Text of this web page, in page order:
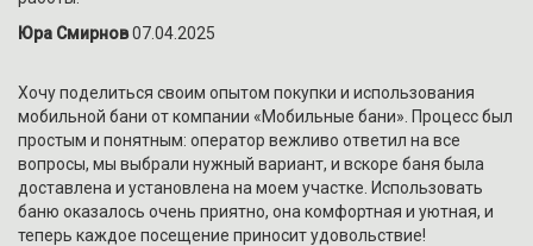
Юра Смирнов07.04.2025
Хочу поделиться своим опытом покупки и использования
мобильной бани от компании «Мобильные бани». Процесс был
простым и понятным: оператор вежливо ответил на все
вопросы, мы выбрали нужный вариант, и вскоре баня была
доставлена и установлена на моем участке. Использовать
баню оказалось очень приятно, она комфортная и уютная, и
теперь каждое посещение приносит удовольствие!